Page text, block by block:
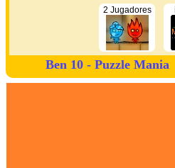
2 Jugadores
Ben 10 - Puzzle Mania